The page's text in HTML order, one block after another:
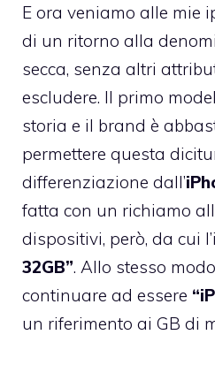
E ora veniamo alle mie
di un ritorno alla
secca, senza altri
escludere. Il primo
storia e il brand è
permettere questa
differenziazione dall’
fatta con un richiamo
dispositivi, però, da cui
32GB”. Allo stesso
continuare ad essere
un riferimento ai GB di